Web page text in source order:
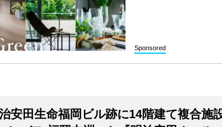
Sponsored
安田生命福岡ビル跡に14階建て複合施